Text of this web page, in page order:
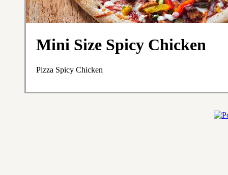
Mini Size Spicy Chicken
Pizza Spicy Chicken